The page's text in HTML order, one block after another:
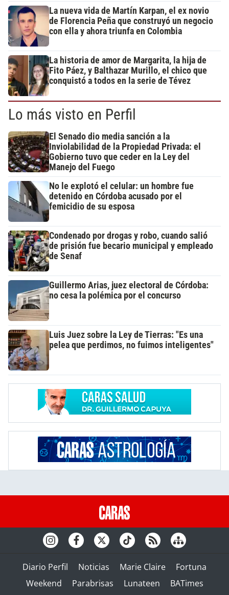
La nueva vida de Martín Karpan, el ex novio
de Florencia Peña que construyó un negocio
con ella y ahora triunfa en Colombia
La historia de amor de Margarita, la hija de
Fito Páez, y Balthazar Murillo, el chico que
conquistó a todos en la serie de Tévez
Lo más visto en Perfil
El Senado dio media sanción a la
Inviolabilidad de la Propiedad Privada: el
Gobierno tuvo que ceder en la Ley del
Manejo del Fuego
No le explotó el celular: un hombre fue
detenido en Córdoba acusado por el
femicidio de su esposa
Condenado por drogas y robo, cuando salió
de prisión fue becario municipal y empleado
de Senaf
Guillermo Arias, juez electoral de Córdoba:
no cesa la polémica por el concurso
Luis Juez sobre la Ley de Tierras: "Es una
pelea que perdimos, no fuimos inteligentes"
Diario Perfil Noticias Marie Claire
Fortuna
Weekend
Parabrisas Lunateen BATimes